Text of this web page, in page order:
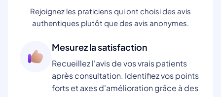
Rejoignez les praticiens qui ont choisi des avis
authentiques plutôt que des avis anonymes.
Mesurez la satisfaction
Recueillez l'avis de vos vrais patients
après consultation. Identifiez vos points
forts et axes d'amélioration grâce à des